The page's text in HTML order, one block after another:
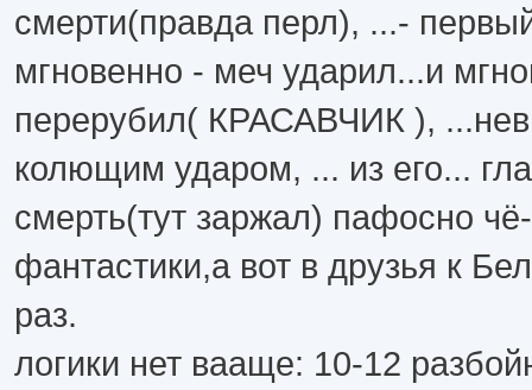
смерти(правда перл), ...-
мгновенно - меч ударил...и
перерубил( КРАСАВЧИК ),
колющим ударом, ... из его...
смерть(тут заржал) пафосно
фантастики,а вот в друзья к
раз.
логики нет вааще: 10-12